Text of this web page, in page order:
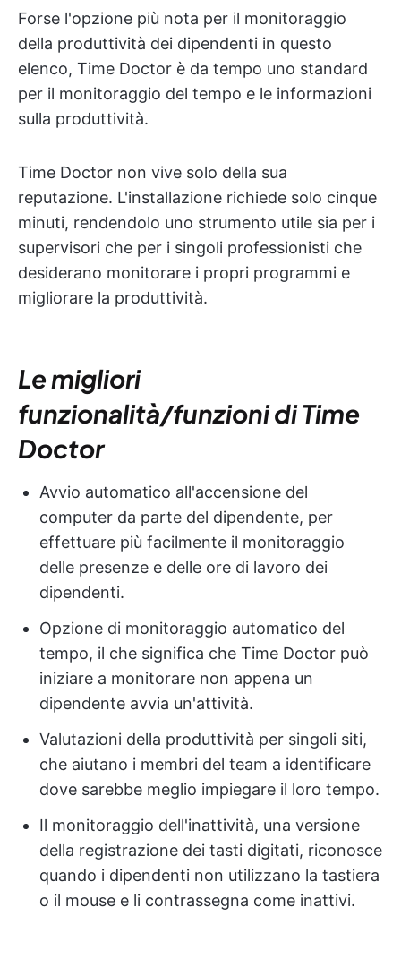
Forse l'opzione più nota per il monitoraggio
della produttività dei dipendenti in questo
elenco, Time Doctor è da tempo uno standard
per il monitoraggio del tempo e le informazioni
sulla produttività.
Time Doctor non vive solo della sua
reputazione. L'installazione richiede solo cinque
minuti, rendendolo uno strumento utile sia per i
supervisori che per i singoli professionisti che
desiderano monitorare i propri programmi e
migliorare la produttività.
Le migliori
funzionalità/funzioni di Time
Doctor
Avvio automatico all'accensione del
computer da parte del dipendente, per
effettuare più facilmente il monitoraggio
delle presenze e delle ore di lavoro dei
dipendenti.
Opzione di monitoraggio automatico del
tempo, il che significa che Time Doctor può
iniziare a monitorare non appena un
dipendente avvia un'attività.
Valutazioni della produttività per singoli siti,
che aiutano i membri del team a identificare
dove sarebbe meglio impiegare il loro tempo.
Il monitoraggio dell'inattività, una versione
della registrazione dei tasti digitati, riconosce
quando i dipendenti non utilizzano la tastiera
o il mouse e li contrassegna come inattivi.